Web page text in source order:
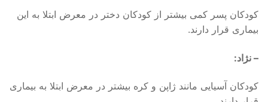
کودکان پسر کمی بیشتر از کودکان دختر در معرض ابتلا به این
بیماری قرار دارند.
– نژاد:
کودکان آسیایی مانند ژاپن و کره بیشتر در معرض ابتلا به بیماری